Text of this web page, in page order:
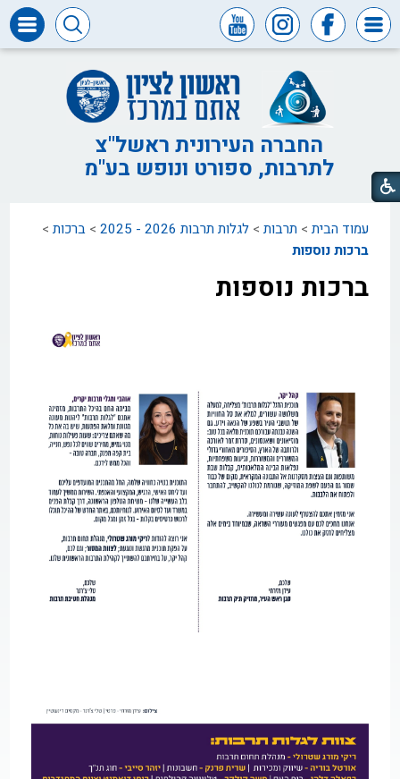
ומכרזים
חופש
המידע
דבר
ראש
דבר
המנכ"ל
דירקטוריון
החברה
החברה העירונית ראשל"צ
לתרבות, ספורט ונופש בע"מ
עמוד הבית >תרבות >לגלות תרבות 2026 - 2025 >ברכות >
ברכות נוספות
ברכות נוספות